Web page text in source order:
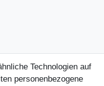
Technologien auf
personenbezogene